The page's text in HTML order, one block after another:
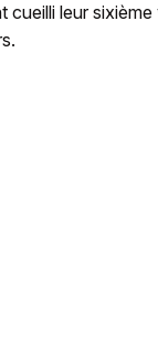
cueilli leur